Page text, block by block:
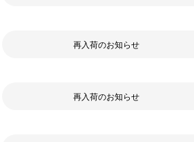
再入荷のお知らせ
再入荷のお知らせ